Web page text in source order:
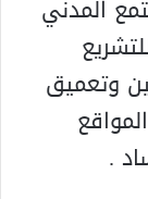
المدني
وتعميق
.